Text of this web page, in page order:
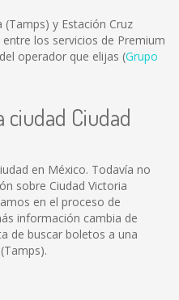
y Estación Cruz
los servicios de Premium
operador que elijas (Grupo
Ciudad
en México. Todavía no
sobre Ciudad Victoria
en el proceso de
información cambia de
de buscar boletos a una